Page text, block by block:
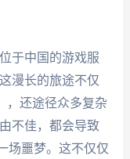
于中国的游戏服
漫长的旅途不仅
，还途径众多复杂
不佳，都会导致
场噩梦。这不仅仅